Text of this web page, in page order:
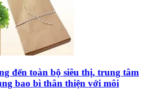
đến toàn bộ siêu thị, trung tâm
bao bì thân thiện với môi